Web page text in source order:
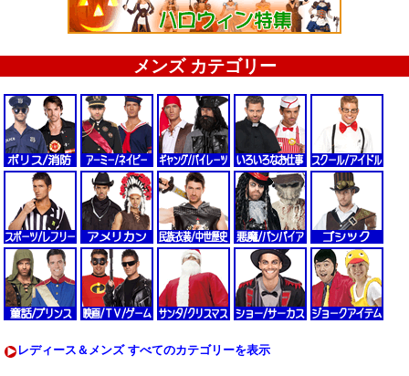
メンズ カテゴリー
レディース＆メンズ すべてのカテゴリーを表示